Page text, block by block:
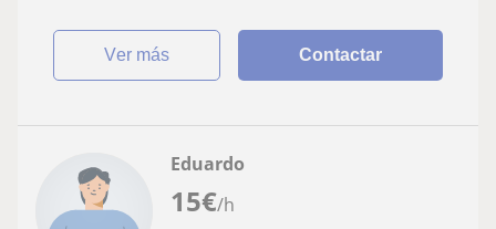
ver más Contactar
15€/h
Eduardo